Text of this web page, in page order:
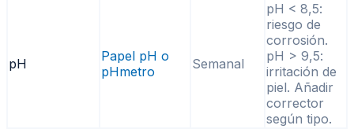
pH
Papel pH o
pHmetro
Semanal
pH < 8,5:
riesgo de
corrosión.
pH > 9,5:
irritación de
piel. Añadir
corrector
según tipo.